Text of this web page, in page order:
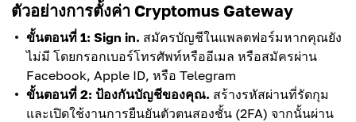
ตัวอย่างการตั้งค่า Cryptomus Gateway
ขั้นตอนที่ 1: Sign in. สมัครบัญชีในแพลตฟอร์มหากคุณยัง
ไม่มี โดยกรอกเบอร์โทรศัพท์หรืออีเมล หรือสมัครผ่าน
Facebook, Apple ID, หรือ Telegram
ขั้นตอนที่ 2: ป้องกันบัญชีของคุณ. สร้างรหัสผ่านที่รัดกุม
และเปิดใช้งานการยืนยันตัวตนสองชั้น (2FA) จากนั้นผ่าน